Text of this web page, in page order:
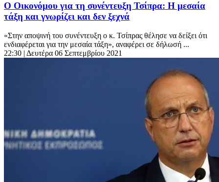
Ο Οικονόμου για τη συνέντευξη Τσίπρα: Η μεσαία
τάξη και γνωρίζει και δεν ξεχνά
«Στην αποψινή του συνέντευξη ο κ. Τσίπρας θέλησε να δείξει ότι
ενδιαφέρεται για την μεσαία τάξη», αναφέρει σε δήλωσή ...
22:30 | Δευτέρα 06 Σεπτεμβρίου 2021